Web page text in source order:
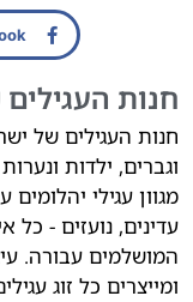
חנות
חנות העגילים של
וגברים, ילדות
מגוון עגילי
עדינים, נועזים -
המושלמים עבורה.
ומייצרים כל זוג